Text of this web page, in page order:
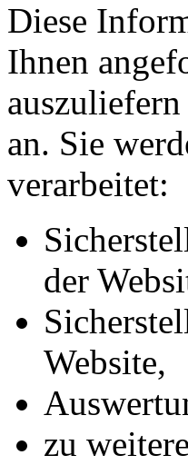
Diese
Ihnen
an. Sie
verarbeitet:
der
Website,
zu